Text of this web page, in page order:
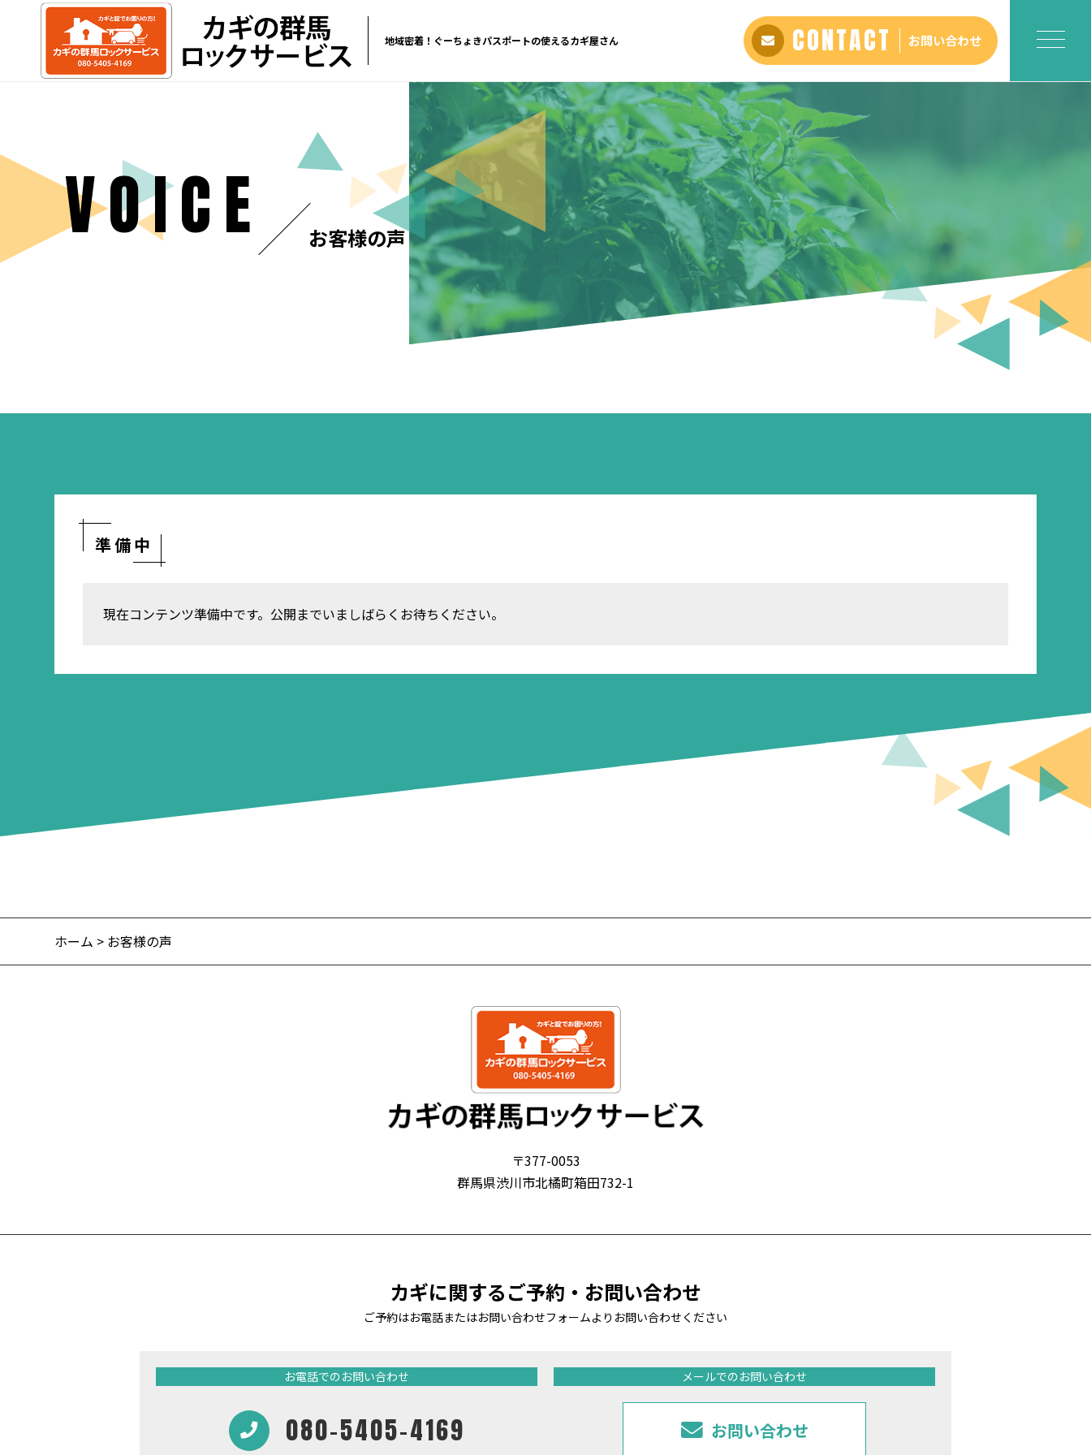
地域密着！ぐーちょきパスポートの使えるカギ屋さん CONTACT お問い合わせ
VOICE お客様の声
準備中
現在コンテンツ準備中です。公開までいましばらくお待ちください。
ホーム > お客様の声
〒377-0053
群馬県渋川市北橘町箱田732-1
カギに関するご予約・お問い合わせ
ご予約はお電話またはお問い合わせフォームより お問い合わせください
お電話でのお問い合わせ
080-5405-4169
メールでのお問い合わせ
お問い合わせ